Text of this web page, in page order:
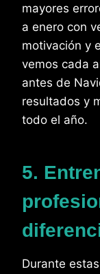
mayores
a enero con
motivación y
vemos cada
antes de
resultados y
todo el año.
5.
Durante